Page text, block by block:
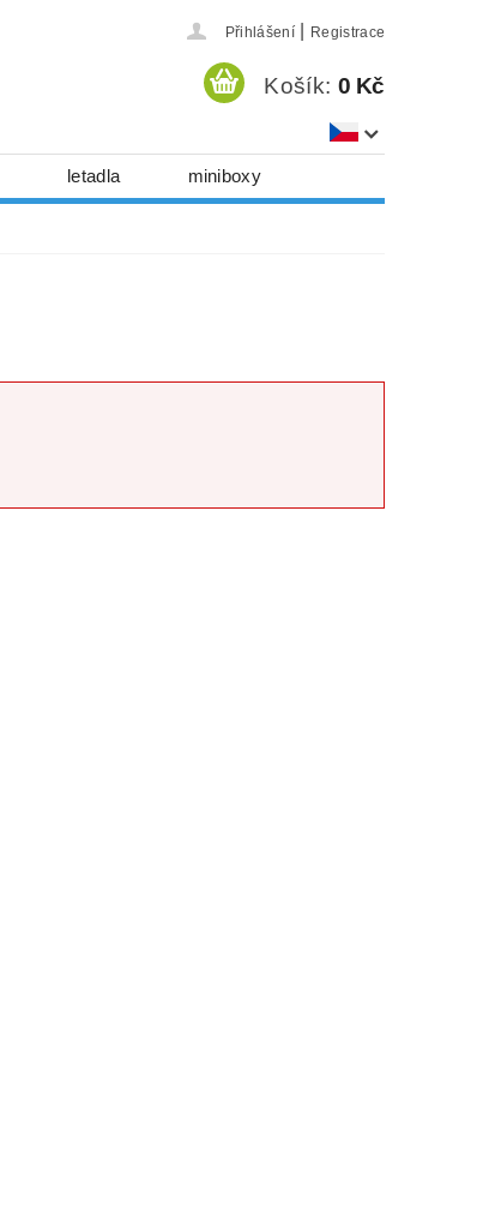
Přihlášení Registrace
Košík: 0 Kč
letadla miniboxy